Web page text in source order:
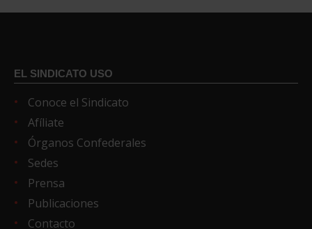
EL SINDICATO USO
Conoce el Sindicato
Afíliate
Órganos Confederales
Sedes
Prensa
Publicaciones
Contacto